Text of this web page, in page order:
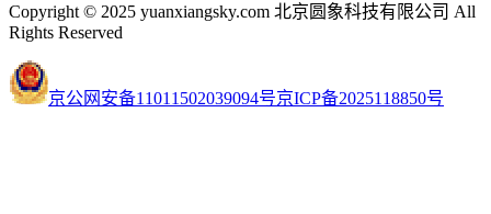
Copyright © 2025 yuanxiangsky.com 北京圆象科技有限公司 All
Rights Reserved
京公网安备11011502039094号京ICP备2025118850号